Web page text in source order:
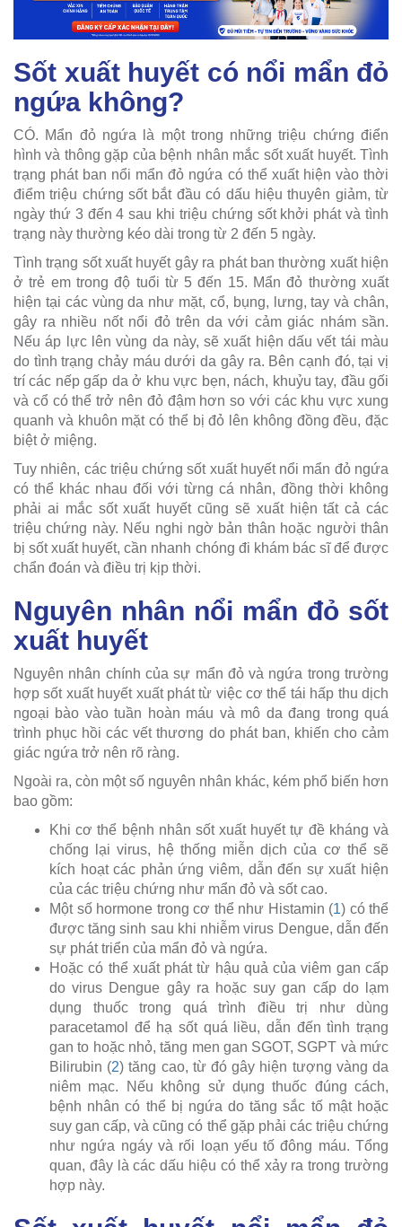
Sốt xuất huyết có nổi mẩn đỏ
ngứa không?
CÓ. Mẩn đỏ ngứa là một trong những triệu chứng điển
hình và thông gặp của bệnh nhân mắc sốt xuất huyết. Tình
trạng phát ban nổi mẩn đỏ ngứa có thể xuất hiện vào thời
điểm triệu chứng sốt bắt đầu có dấu hiệu thuyên giảm, từ
ngày thứ 3 đến 4 sau khi triệu chứng sốt khởi phát và tình
trạng này thường kéo dài trong từ 2 đến 5 ngày.
Tình trạng sốt xuất huyết gây ra phát ban thường xuất hiện
ở trẻ em trong độ tuổi từ 5 đến 15. Mẩn đỏ thường xuất
hiện tại các vùng da như mặt, cổ, bụng, lưng, tay và chân,
gây ra nhiều nốt nổi đỏ trên da với cảm giác nhám sần.
Nếu áp lực lên vùng da này, sẽ xuất hiện dấu vết tái màu
do tình trạng chảy máu dưới da gây ra. Bên cạnh đó, tại vị
trí các nếp gấp da ở khu vực bẹn, nách, khuỷu tay, đầu gối
và cổ có thể trở nên đỏ đậm hơn so với các khu vực xung
quanh và khuôn mặt có thể bị đỏ lên không đồng đều, đặc
biệt ở miệng.
Tuy nhiên, các triệu chứng sốt xuất huyết nổi mẩn đỏ ngứa
có thể khác nhau đối với từng cá nhân, đồng thời không
phải ai mắc sốt xuất huyết cũng sẽ xuất hiện tất cả các
triệu chứng này. Nếu nghi ngờ bản thân hoặc người thân
bị sốt xuất huyết, cần nhanh chóng đi khám bác sĩ để được
chẩn đoán và điều trị kịp thời.
Nguyên nhân nổi mẩn đỏ sốt
xuất huyết
Nguyên nhân chính của sự mẩn đỏ và ngứa trong trường
hợp sốt xuất huyết xuất phát từ việc cơ thể tái hấp thu dịch
ngoại bào vào tuần hoàn máu và mô da đang trong quá
trình phục hồi các vết thương do phát ban, khiến cho cảm
giác ngứa trở nên rõ ràng.
Ngoài ra, còn một số nguyên nhân khác, kém phổ biến hơn
bao gồm:
Khi cơ thể bệnh nhân sốt xuất huyết tự đề kháng và
chống lại virus, hệ thống miễn dịch của cơ thể sẽ
kích hoạt các phản ứng viêm, dẫn đến sự xuất hiện
của các triệu chứng như mẩn đỏ và sốt cao.
Một số hormone trong cơ thể như Histamin (1) có thể
được tăng sinh sau khi nhiễm virus Dengue, dẫn đến
sự phát triển của mẩn đỏ và ngứa.
Hoặc có thể xuất phát từ hậu quả của viêm gan cấp
do virus Dengue gây ra hoặc suy gan cấp do lạm
dụng thuốc trong quá trình điều trị như dùng
paracetamol để hạ sốt quá liều, dẫn đến tình trạng
gan to hoặc nhỏ, tăng men gan SGOT, SGPT và mức
Bilirubin (2) tăng cao, từ đó gây hiện tượng vàng da
niêm mạc. Nếu không sử dụng thuốc đúng cách,
bệnh nhân có thể bị ngứa do tăng sắc tố mật hoặc
suy gan cấp, và cũng có thể gặp phải các triệu chứng
như ngứa ngáy và rối loạn yếu tố đông máu. Tổng
quan, đây là các dấu hiệu có thể xảy ra trong trường
hợp này.